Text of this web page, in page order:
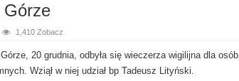
Górze
1,410 Zobacz
20 grudnia, odbyła się wieczerza wigilijna dla osób
Wziął w niej udział bp Tadeusz Lityński.